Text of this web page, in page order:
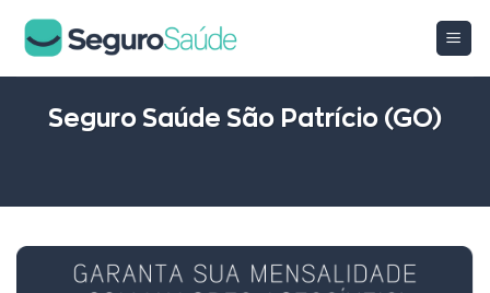
Seguro Saúde São Patrício (GO)